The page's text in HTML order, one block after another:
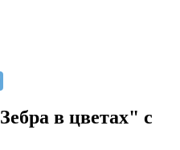
в цветах" с